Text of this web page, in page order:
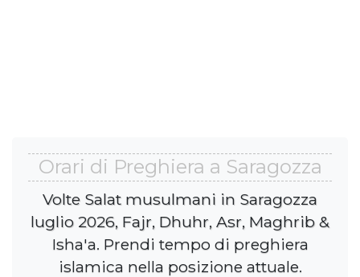
Orari di Preghiera a Saragozza
Volte Salat musulmani in Saragozza
luglio 2026, Fajr, Dhuhr, Asr, Maghrib &
Isha'a. Prendi tempo di preghiera
islamica nella posizione attuale.